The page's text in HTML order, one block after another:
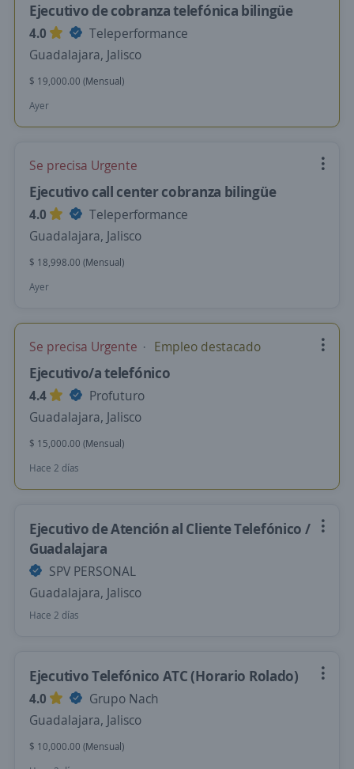
Ejecutivo de cobranza telefónica bilingüe
4.0
Teleperformance
Guadalajara, Jalisco
$ 19,000.00 (Mensual)
Ayer
Se precisa Urgente
Ejecutivo call center cobranza bilingüe
4.0
Teleperformance
Guadalajara, Jalisco
$ 18,998.00 (Mensual)
Ayer
Se precisa Urgente Empleo destacado
Ejecutivo/a telefónico
4.4
Profuturo
Guadalajara, Jalisco
$ 15,000.00 (Mensual)
Hace 2 días
Ejecutivo de Atención al Cliente Telefónico /
Guadalajara
SPV PERSONAL
Guadalajara, Jalisco
Hace 2 días
Ejecutivo Telefónico ATC (Horario Rolado)
4.0
Grupo Nach
Guadalajara, Jalisco
$ 10,000.00 (Mensual)